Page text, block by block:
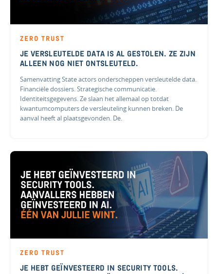
ZERO TRUST
JE VERSLEUTELDE DATA IS AL GESTOLEN. ZE ZIJN
ALLEEN NOG NIET ONTSLEUTELD.
Samenvatting State actors onderscheppen versleutelde data.
Financiële dossiers. Strategische communicatie.
Identiteitsgegevens. Ze slaan het allemaal op totdat
kwantumcomputers de versleuteling kunnen breken. De
aanval heeft al plaatsgevonden. De.
ZERO TRUST
JE HEBT GEÏNVESTEERD IN SECURITY TOOLS.